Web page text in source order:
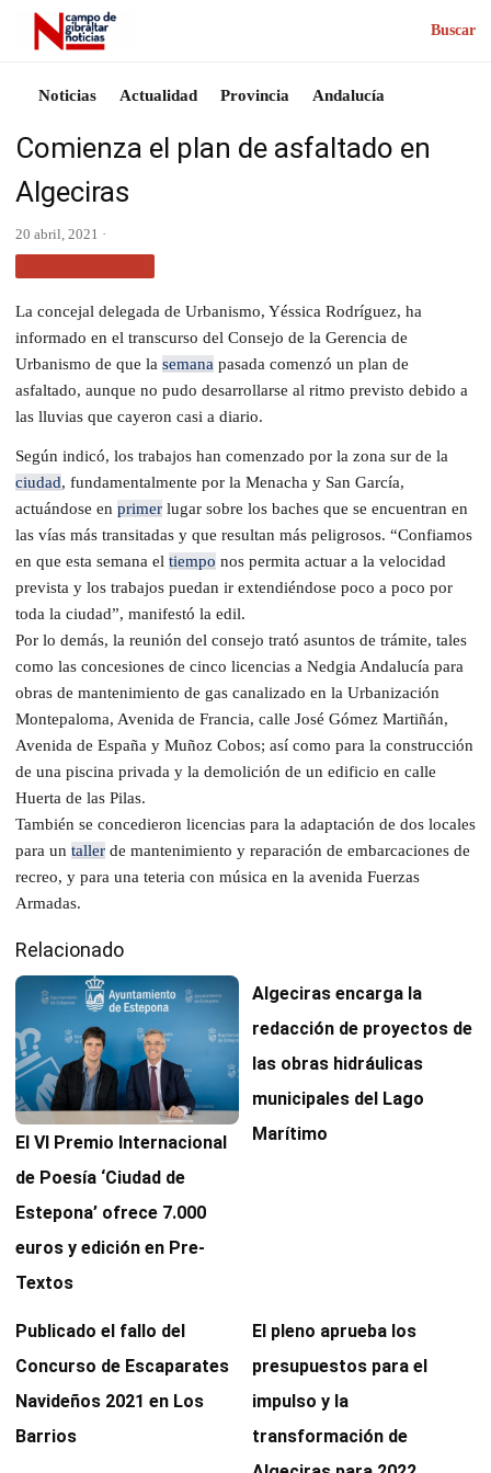
Buscar
Noticias Actualidad Provincia Andalucía
Comienza el plan de asfaltado en
Algeciras
20 abril, 2021 ·
La concejal delegada de Urbanismo, Yéssica Rodríguez, ha
informado en el transcurso del Consejo de la Gerencia de
Urbanismo de que la semana pasada comenzó un plan de
asfaltado, aunque no pudo desarrollarse al ritmo previsto debido a
las lluvias que cayeron casi a diario.
Según indicó, los trabajos han comenzado por la zona sur de la
ciudad, fundamentalmente por la Menacha y San García,
actuándose en primer lugar sobre los baches que se encuentran en
las vías más transitadas y que resultan más peligrosos. “Confiamos
en que esta semana el tiempo nos permita actuar a la velocidad
prevista y los trabajos puedan ir extendiéndose poco a poco por
toda la ciudad”, manifestó la edil.
Por lo demás, la reunión del consejo trató asuntos de trámite, tales
como las concesiones de cinco licencias a Nedgia Andalucía para
obras de mantenimiento de gas canalizado en la Urbanización
Montepaloma, Avenida de Francia, calle José Gómez Martiñán,
Avenida de España y Muñoz Cobos; así como para la construcción
de una piscina privada y la demolición de un edificio en calle
Huerta de las Pilas.
También se concedieron licencias para la adaptación de dos locales
para un taller de mantenimiento y reparación de embarcaciones de
recreo, y para una teteria con música en la avenida Fuerzas
Armadas.
Relacionado
El VI Premio Internacional
de Poesía ‘Ciudad de
Estepona’ ofrece 7.000
euros y edición en Pre-
Textos
Algeciras encarga la
redacción de proyectos de
las obras hidráulicas
municipales del Lago
Marítimo
Publicado el fallo del
Concurso de Escaparates
Navideños 2021 en Los
Barrios
El pleno aprueba los
presupuestos para el
impulso y la
transformación de